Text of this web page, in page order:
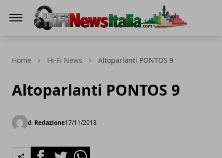
Home Hi-Fi News Altoparlanti PONTOS 9
Altoparlanti PONTOS 9
di Redazione17/11/2018
FacebookTwitterWhatsapp